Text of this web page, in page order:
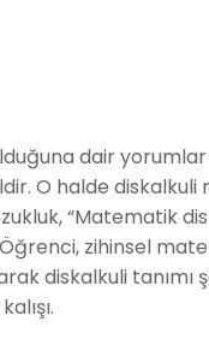
dair
O halde diskalkuli
“Matematik
Öğrenci, zihinsel
diskalkuli tanımı